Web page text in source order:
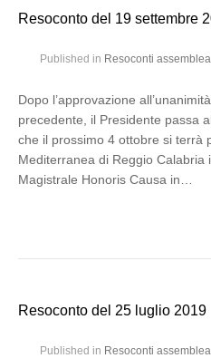
Resoconto del 19 settembre
Published in Resoconti assemblea
Dopo l’approvazione
precedente, il Presidente passa
che il prossimo 4 ottobre si terrà
Mediterranea di Reggio Calabria
Magistrale Honoris Causa in…
Resoconto del 25 luglio 2019
Published in Resoconti assemblea